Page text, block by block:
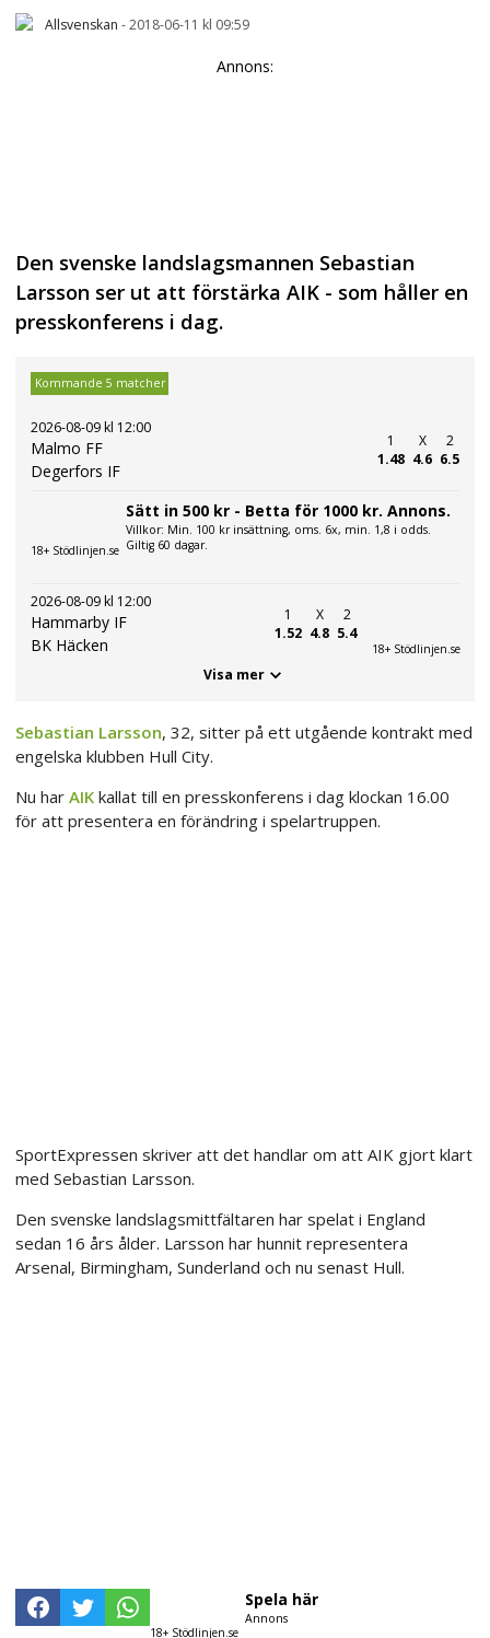
Allsvenskan -2018-06-11 kl 09:59
Annons:
Den svenske landslagsmannen Sebastian
Larsson ser ut att förstärka AIK - som håller en
presskonferens i dag.
Kommande 5 matcher
2026-08-09 kl 12:00
Malmo FF
Degerfors IF
1
1.48
X
4.6
2
6.5
18+ Stödlinjen.se
Sätt in 500 kr - Betta för 1000 kr. Annons.
Villkor: Min. 100 kr insättning, oms. 6x, min. 1,8 i odds.
Giltig 60 dagar.
2026-08-09 kl 12:00
Hammarby IF
BK Häcken
1
1.52
X
4.8
2
5.4
18+ Stödlinjen.se
Visa mer
Sebastian Larsson, 32, sitter på ett utgående kontrakt med
engelska klubben Hull City.
Nu har AIK kallat till en presskonferens i dag klockan 16.00
för att presentera en förändring i spelartruppen.
SportExpressen skriver att det handlar om att AIK gjort klart
med Sebastian Larsson.
Den svenske landslagsmittfältaren har spelat i England
sedan 16 års ålder. Larsson har hunnit representera
Arsenal, Birmingham, Sunderland och nu senast Hull.
18+ Stödlinjen.se
Spela här
Annons